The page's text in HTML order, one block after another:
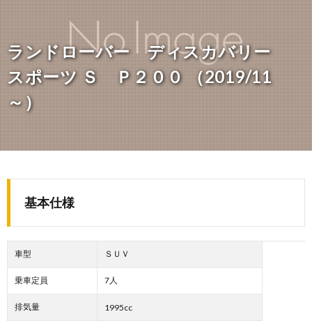
ランドローバー ディスカバリー
スポーツ Ｓ Ｐ２００ （2019/11
～）
基本仕様
車型 ＳＵＶ
乗車定員 7人
排気量 1995cc